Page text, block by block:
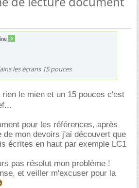
les écrans 15 pouces
rien le mien et un 15 pouces c'est
pour les références, après
de mon devoirs j'ai découvert que
écrites en haut par exemple LC1
pas résolut mon problème !
et veiller m'excuser pour la